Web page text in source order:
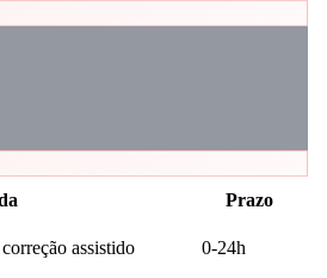
Prazo
assistido 0-24h